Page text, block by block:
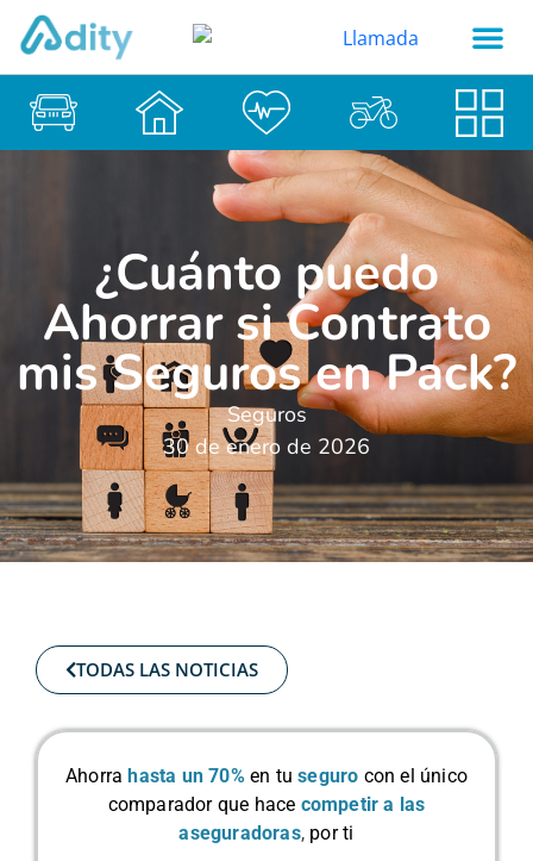
¿Cuánto puedo
Ahorrar si Contrato
mis Seguros en Pack?
Seguros
30 de enero de 2026
TODAS LAS NOTICIAS
Ahorra hasta un 70% en tuseguro con el único
comparador que hace competir a las
aseguradoras, por ti